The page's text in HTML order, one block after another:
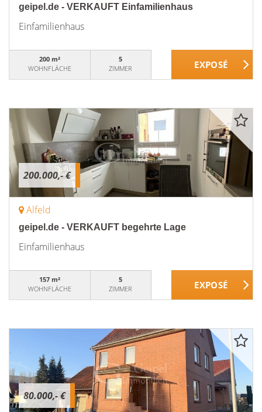
geipel.de - VERKAUFT Einfamilienhaus
Einfamilienhaus
200 m²
WOHNFLÄCHE
5
ZIMMER
200.000,- €
Alfeld
geipel.de - VERKAUFT begehrte Lage
Einfamilienhaus
157 m²
WOHNFLÄCHE
5
ZIMMER
80.000,- €